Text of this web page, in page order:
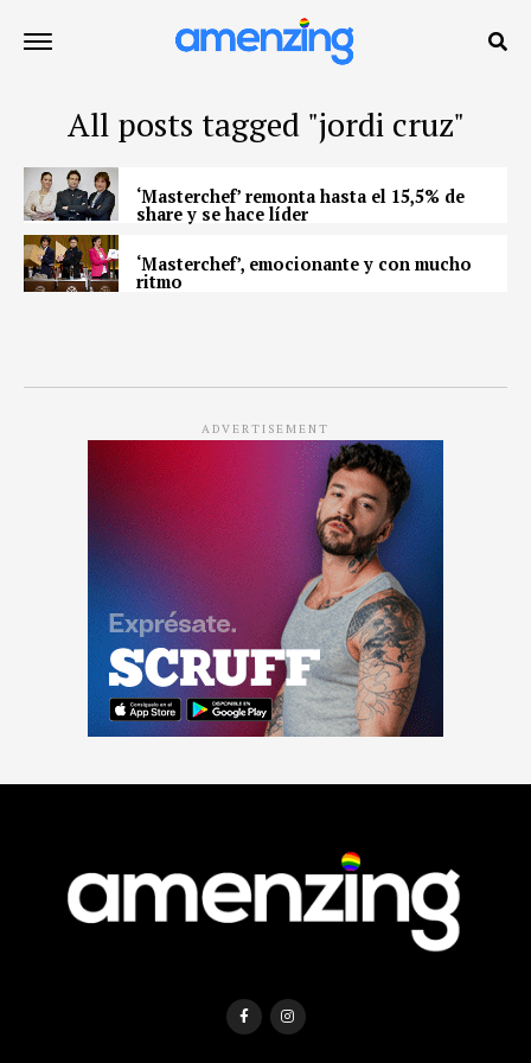
All posts tagged "jordi cruz"
‘Masterchef’ remonta hasta el 15,5% de
share y se hace líder
‘Masterchef’, emocionante y con mucho
ritmo
ADVERTISEMENT